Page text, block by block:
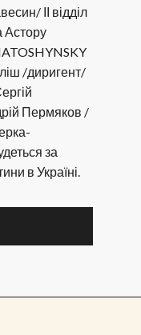
ІІ відділ
Астору
/диригент/
Пермяков /
за
в Україні.